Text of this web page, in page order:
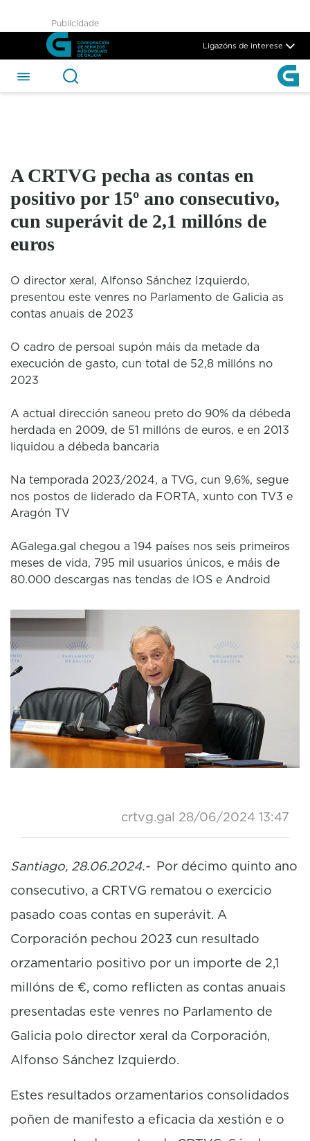
Skip to Main Content
A CRTVG pecha as contas
Publicidade
Ligazóns de interese
A CRTVG pecha as contas en
positivo por 15º ano consecutivo,
cun superávit de 2,1 millóns de
euros
O director xeral, Alfonso Sánchez Izquierdo,
presentou este venres no Parlamento de Galicia as
contas anuais de 2023
O cadro de persoal supón máis da metade da
execución de gasto, cun total de 52,8 millóns no
2023
A actual dirección saneou preto do 90% da débeda
herdada en 2009, de 51 millóns de euros, e en 2013
liquidou a débeda bancaria
Na temporada 2023/2024, a TVG, cun 9,6%, segue
nos postos de liderado da FORTA, xunto con TV3 e
Aragón TV
AGalega.gal chegou a 194 países nos seis primeiros
meses de vida, 795 mil usuarios únicos, e máis de
80.000 descargas nas tendas de IOS e Android
crtvg.gal 28/06/2024 13:47
Santiago, 28.06.2024.-Por décimo quinto ano
consecutivo, a CRTVG rematou o exercicio
pasado coas contas en superávit. A
Corporación pechou 2023 cun resultado
orzamentario positivo por un importe de 2,1
millóns de €, como reflicten as contas anuais
presentadas este venres no Parlamento de
Galicia polo director xeral da Corporación,
Alfonso Sánchez Izquierdo.
Estes resultados orzamentarios consolidados
poñen de manifesto a eficacia da xestión e o